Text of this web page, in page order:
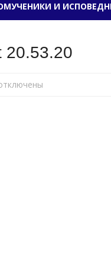
И
20.53.20